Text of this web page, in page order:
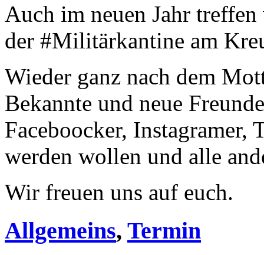
Auch im neuen Jahr
der #Militärkantine am
Wieder ganz nach dem
Bekannte und neue
Faceboocker, Instagramer,
werden wollen und alle
Wir freuen uns auf euch.
Allgemeins, Termin